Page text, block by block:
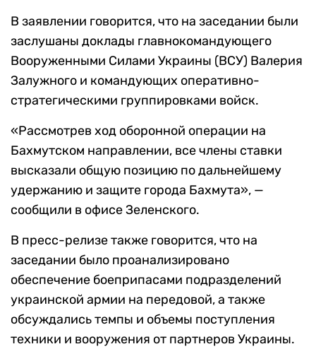
В заявлении говорится, что на заседании были
заслушаны доклады главнокомандующего
Вооруженными Силами Украины (ВСУ) Валерия
Залужного и командующих оперативно-
стратегическими группировками войск.
«Рассмотрев ход оборонной операции на
Бахмутском направлении, все члены ставки
высказали общую позицию по дальнейшему
удержанию и защите города Бахмута», —
сообщили в офисе Зеленского.
В пресс-релизе также говорится, что на
заседании было проанализировано
обеспечение боеприпасами подразделений
украинской армии на передовой, а также
обсуждались темпы и объемы поступления
техники и вооружения от партнеров Украины.